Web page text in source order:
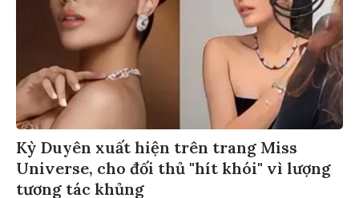
Kỳ Duyên xuất hiện trên trang Miss
Universe, cho đối thủ "hít khói" vì lượng
tương tác khủng